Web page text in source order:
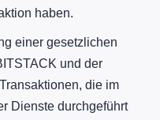
haben.
einer gesetzlichen
und der
die im
Dienste durchgeführt